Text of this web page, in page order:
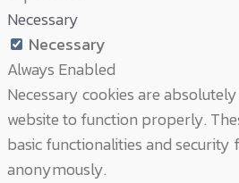
Necessary
Necessary
Always Enabled
Necessary cookies are
website to function properly.
basic functionalities and security
anonymously.